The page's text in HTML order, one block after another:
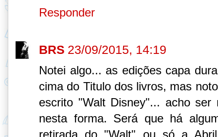
Responder
BRS 23/09/2015, 14:19
Notei algo... as edições capa
cima do Titulo dos livros, mas
escrito "Walt Disney"... acho
nesta forma. Será que há
retirada do "Walt" ou só a